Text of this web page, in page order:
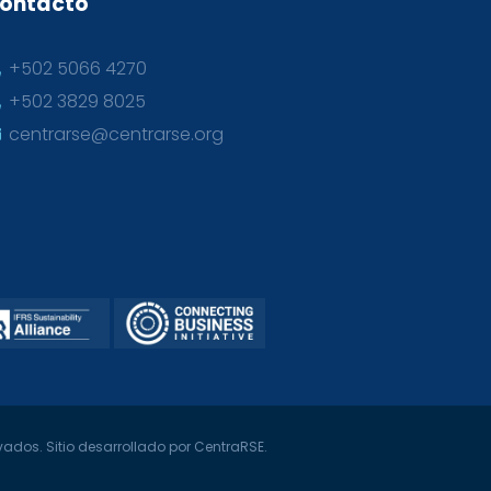
+502 5066 4270
+502 3829 8025
centrarse@centrarse.org
Sitio desarrollado por CentraRSE.